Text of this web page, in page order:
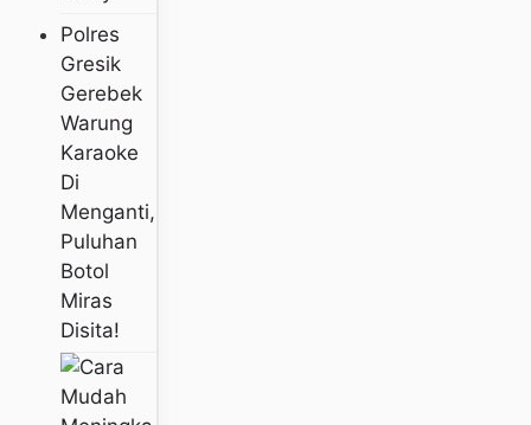
Polres
Gresik
Gerebek
Warung
Karaoke
Di
Menganti,
Puluhan
Botol
Miras
Disita!